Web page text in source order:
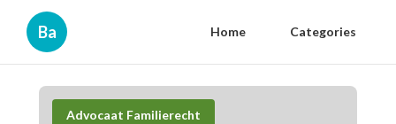
Ba Home Categories
Advocaat Familierecht